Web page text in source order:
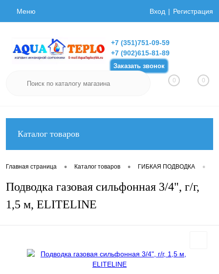
Меню Вход Регистрация
+7 (351)751-09-59
+7 (902)615-81-89
Заказать звонок
0 0
Каталог товаров
Главная страница • Каталог товаров • ГИБКАЯ ПОДВОДКА •
Подводка газовая сильфонная 3/4", г/г,
1,5 м, ELITELINE